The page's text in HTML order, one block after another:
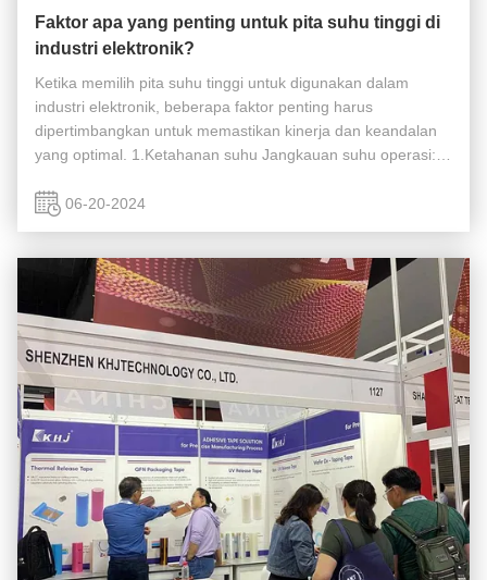
Faktor apa yang penting untuk pita suhu tinggi di
industri elektronik?
Ketika memilih pita suhu tinggi untuk digunakan dalam
industri elektronik, beberapa faktor penting harus
dipertimbangkan untuk memastikan kinerja dan keandalan
yang optimal. 1.Ketahanan suhu Jangkauan suhu operasi:
proses manufaktur, seperti ...
06-20-2024